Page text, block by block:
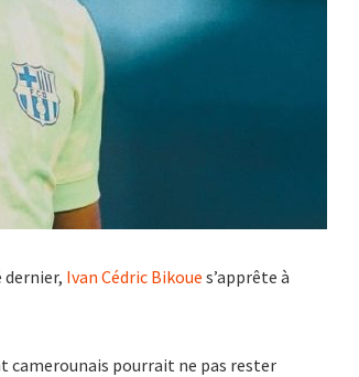
dernier, Ivan Cédric Bikoue s’apprête à
camerounais pourrait ne pas rester